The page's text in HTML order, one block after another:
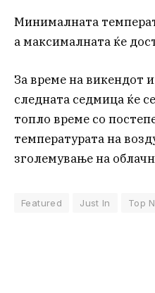
Минималната
а максималната ќе
За време на викендот
следната седмица ќе
топло време со
температурата на
зголемување на
Featured Just In Top